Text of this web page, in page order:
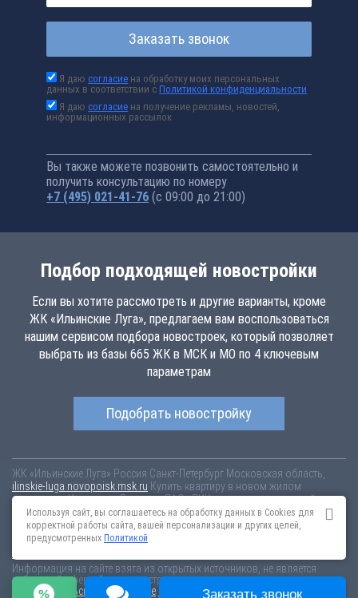
Заказать звонок
Я даюсогласие на обработку моих персональных
данных в соответствии сПолитикой конфиденциальности
Я даюсогласие на получение рекламы, новостей,
информационных рассылок
Вы также можете позвонить самостоятельно и
получить консультацию по номеру
+7 (495) 021-41-76 (с 09:00 до 21:00)
Подбор подходящей новостройки
Если вы хотите рассмотреть и другие варианты, кроме
ЖК «Ильинские Луга», предлагаем вам воспользоваться
нашим сервисом подбора новостроек, который позволяет
выбрать из базы 665 ЖК в МСК и МО по 4 ключевым
параметрам
Подобрать новостройку
ЖК «Ильинские Луга» Россия Санкт-Петербург Московская область,
ilinskie-luga.novopoisk.msk.ru Купить квартиру в новом жилом
комплексе «Ильинские Луга» от «ПАО «ПИК-специализированный
застройщик»» район Красногорск. Квартиры различных планировок от
6.86 млн рублей!
Информация на сайте взята из открытых источников, не является
публичной офертой и распространяется для ознакомления.
Пользовательское соглашение
Соглашение о размещении
Используя сайт, вы соглашаетесь на обработку данных в Cookies для
корректной работы сайта, вашей персонализации и других целей,
предусмотренных Политикой
Заказать звонок